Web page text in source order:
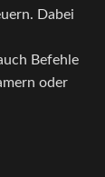
Dabei
Befehle
oder